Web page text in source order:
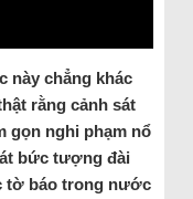
này chẳng khác
rằng cảnh sát
gọn nghi phạm nổ
bức tượng đài
tờ báo trong nước